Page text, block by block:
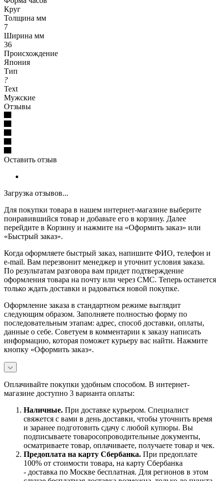
Круг
Толщина мм
7
Ширина мм
36
Происхождение
Япония
Тип
?
Text
Мужские
Отзывы
Оставить отзыв
Загрузка отзывов...
Для покупки товара в нашем интернет-магазине выберите
понравившийся товар и добавьте его в корзину. Далее
перейдите в Корзину и нажмите на «Оформить заказ» или
«Быстрый заказ».
Когда оформляете быстрый заказ, напишите ФИО, телефон и
e-mail. Вам перезвонит менеджер и уточнит условия заказа.
По результатам разговора вам придет подтверждение
оформления товара на почту или через СМС. Теперь останется
только ждать доставки и радоваться новой покупке.
Оформление заказа в стандартном режиме выглядит
следующим образом. Заполняете полностью форму по
последовательным этапам: адрес, способ доставки, оплаты,
данные о себе. Советуем в комментарии к заказу написать
информацию, которая поможет курьеру вас найти. Нажмите
кнопку «Оформить заказ».
Оплачивайте покупки удобным способом. В интернет-
магазине доступно 3 варианта оплаты:
Наличные. При доставке курьером. Специалист
свяжется с вами в день доставки, чтобы уточнить время
и заранее подготовить сдачу с любой купюры. Вы
подписываете товаросопроводительные документы,
осматриваете товар, оплачиваете, получаете товар и чек.
Предоплата на карту Сбербанка. При предоплате
100% от стоимости товара, на карту Сбербанка
- доставка по Москве бесплатная. Для регионов в этом